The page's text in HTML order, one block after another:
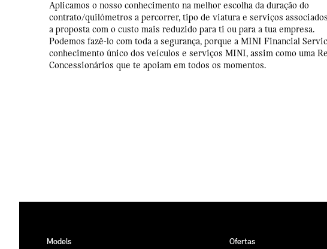
Aplicamos o nosso conhecimento na melhor escolha da duração do
contrato/quilómetros a percorrer, tipo de viatura e serviços
a proposta com o custo mais reduzido para ti ou para a tua empresa.
Podemos fazê-lo com toda a segurança, porque a MINI Financial
conhecimento único dos veículos e serviços MINI, assim como uma
Concessionários que te apoiam em todos os momentos.
Models Ofertas